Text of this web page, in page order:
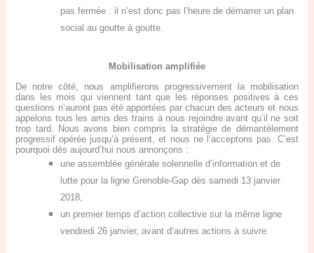
pas fermée : il n’est donc pas l’heure de démarrer un plan
social au goutte à goutte.
Mobilisation amplifiée
De notre côté, nous amplifierons progressivement la mobilisation
dans les mois qui viennent tant que les réponses positives à ces
questions n’auront pas été apportées par chacun des acteurs et nous
appelons tous les amis des trains à nous rejoindre avant qu’il ne soit
trop tard. Nous avons bien compris la stratégie de démantèlement
progressif opérée jusqu’à présent, et nous ne l’acceptons pas. C’est
pourquoi dès aujourd’hui nous annonçons :
une assemblée générale solennelle d’information et de
lutte pour la ligne Grenoble-Gap dès samedi 13 janvier
2018,
un premier temps d’action collective sur la même ligne
vendredi 26 janvier, avant d’autres actions à suivre.